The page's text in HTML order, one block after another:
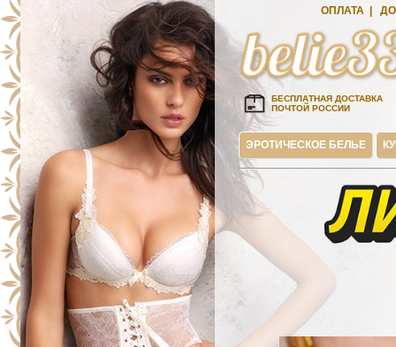
ОПЛАТА
БЕСПЛАТНАЯ ДОСТАВКА
ПОЧТОЙ РОССИИ
ЭРОТИЧЕСКОЕ БЕЛЬЕ